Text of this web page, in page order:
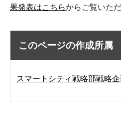
果発表はこちらからご覧いただ
このページの作成所属
スマートシティ戦略部戦略